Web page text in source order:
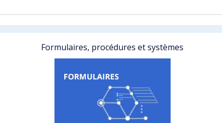
Formulaires, procédures et systèmes